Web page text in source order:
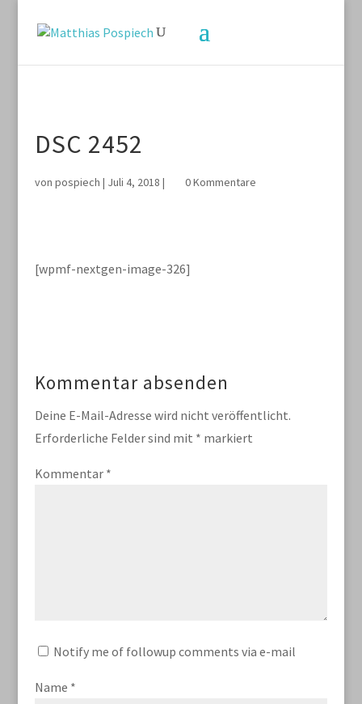
DSC 2452
von pospiech | Juli 4, 2018 | 0 Kommentare
[wpmf-nextgen-image-326]
Kommentar absenden
Deine E-Mail-Adresse wird nicht veröffentlicht.
Erforderliche Felder sind mit * markiert
Kommentar *
Notify me of followup comments via e-mail
Name *